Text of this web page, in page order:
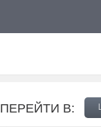
ПЕРЕЙТИ В: